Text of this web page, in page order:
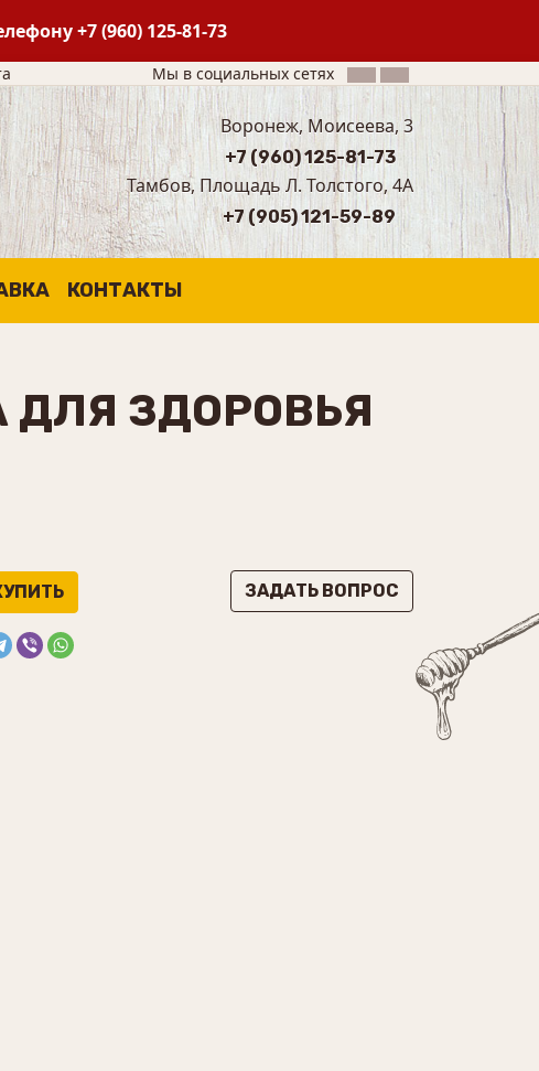
+7 (960) 125-81-73
Мы в социальных сетях
Воронеж, Моисеева, 3
+7 (960) 125-81-73
Тамбов, Площадь Л. Толстого, 4А
+7 (905) 121-59-89
КОНТАКТЫ
ЗДОРОВЬЯ
ЗАДАТЬ ВОПРОС